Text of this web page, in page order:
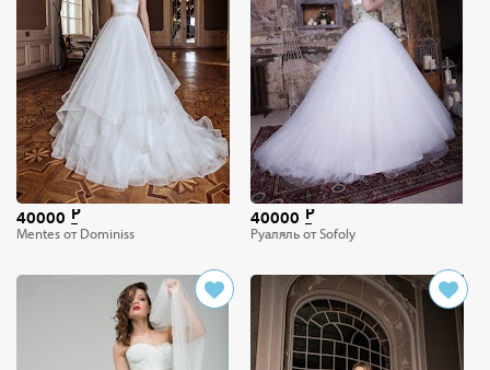
40000
Mentes от Dominiss
40000
Руаляль от Sofoly